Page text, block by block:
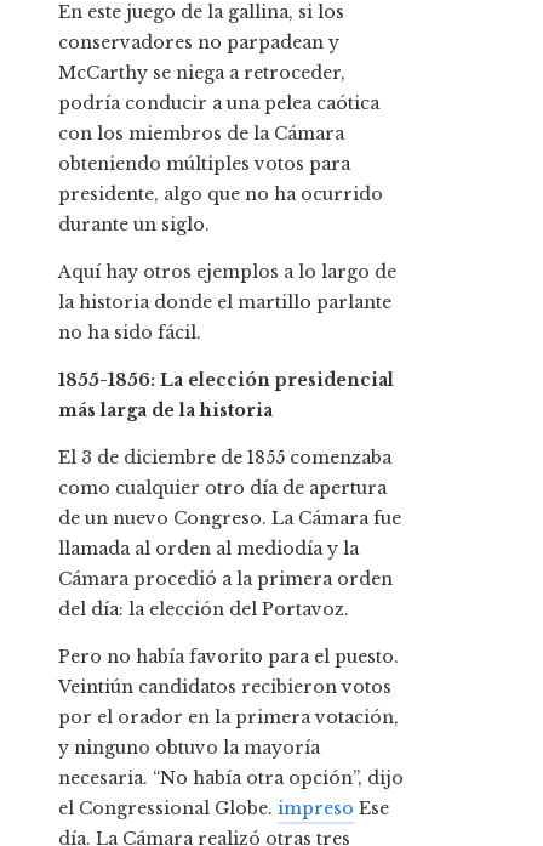
En este juego de la gallina, si los
conservadores no parpadean y
McCarthy se niega a retroceder,
podría conducir a una pelea caótica
con los miembros de la Cámara
obteniendo múltiples votos para
presidente, algo que no ha ocurrido
durante un siglo.
Aquí hay otros ejemplos a lo largo de
la historia donde el martillo parlante
no ha sido fácil.
1855-1856: La elección presidencial
más larga de la historia
El 3 de diciembre de 1855 comenzaba
como cualquier otro día de apertura
de un nuevo Congreso. La Cámara fue
llamada al orden al mediodía y la
Cámara procedió a la primera orden
del día: la elección del Portavoz.
Pero no había favorito para el puesto.
Veintiún candidatos recibieron votos
por el orador en la primera votación,
y ninguno obtuvo la mayoría
necesaria. “No había otra opción”, dijo
el Congressional Globe. impreso Ese
día. La Cámara realizó otras tres